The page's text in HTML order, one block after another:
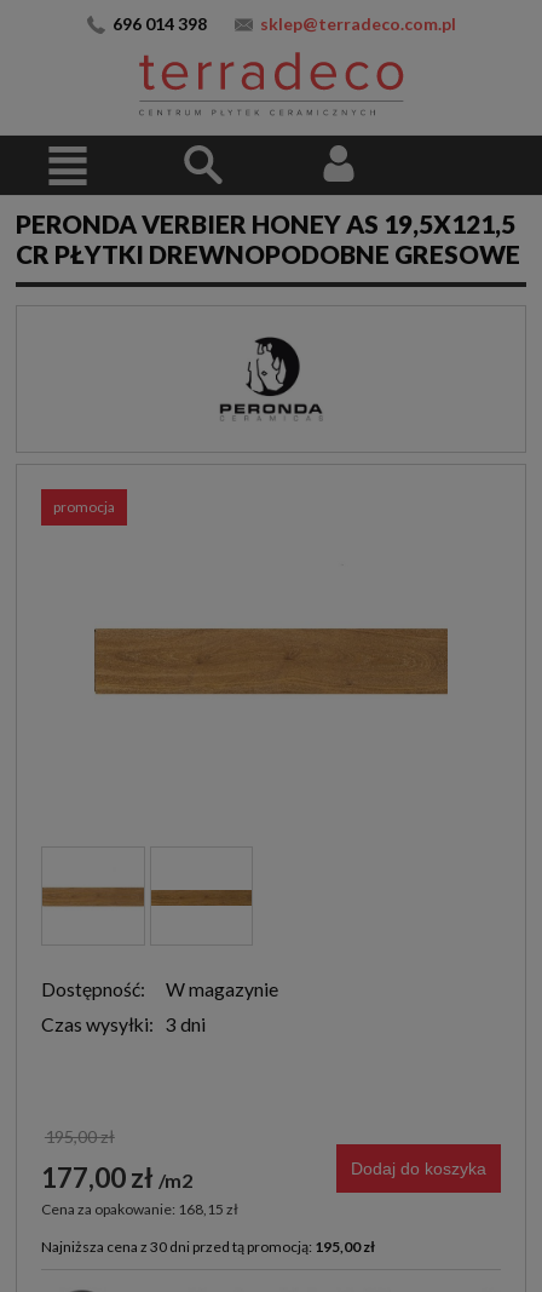
696 014 398 sklep@terradeco.com.pl
PERONDA VERBIER HONEY AS 19,5X121,5
CR PŁYTKI DREWNOPODOBNE GRESOWE
promocja
Dostępność:
W magazynie
Czas wysyłki: 3 dni
195,00 zł
177,00 zł m2
Cena za opakowanie: 168,15 zł
Dodaj do koszyka
Najniższa cena z 30 dni przed tą promocją: 195,00 zł
Jeżeli produkt jest sprzedawany krócej niż 30 dni,